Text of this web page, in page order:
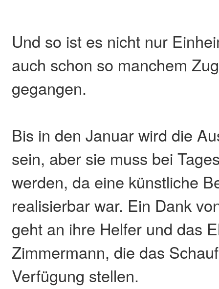
Und so ist es nicht nur
auch schon so manchem
gegangen.
Bis in den Januar wird die
sein, aber sie muss bei
werden, da eine künstliche
realisierbar war. Ein Dank
geht an ihre Helfer und das
Zimmermann, die das
Verfügung stellen.